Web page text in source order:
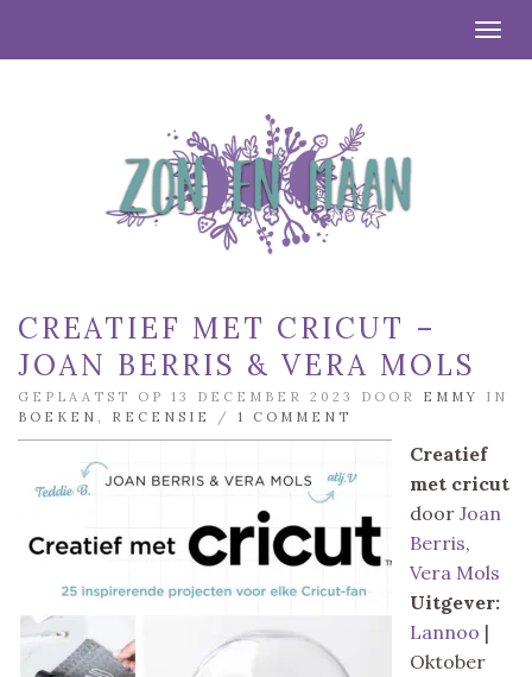
CREATIEF MET CRICUT –
JOAN BERRIS & VERA MOLS
GEPLAATST OP 13 DECEMBER 2023 DOOR EMMY
IN
BOEKEN
RECENSIE / 1 COMMENT
Creatief
met cricut
door Joan
Berris,
Vera Mols
Uitgever:
Lannoo |
Oktober